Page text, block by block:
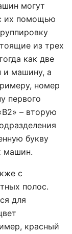
могут
их помощью
из трех
как две
и машину, а
номер
первого
– вторую
букву
машин.
с
полос.
для
красный